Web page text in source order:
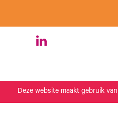
Deze website maakt gebruik